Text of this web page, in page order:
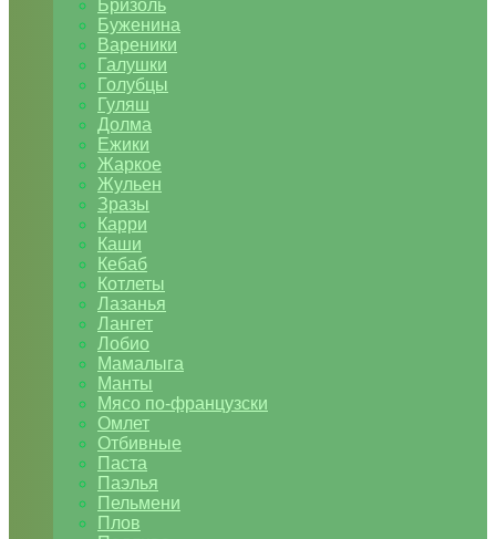
Бризоль
Буженина
Вареники
Галушки
Голубцы
Гуляш
Долма
Ежики
Жаркое
Жульен
Зразы
Карри
Каши
Кебаб
Котлеты
Лазанья
Лангет
Лобио
Мамалыга
Манты
Мясо по-французски
Омлет
Отбивные
Паста
Паэлья
Пельмени
Плов